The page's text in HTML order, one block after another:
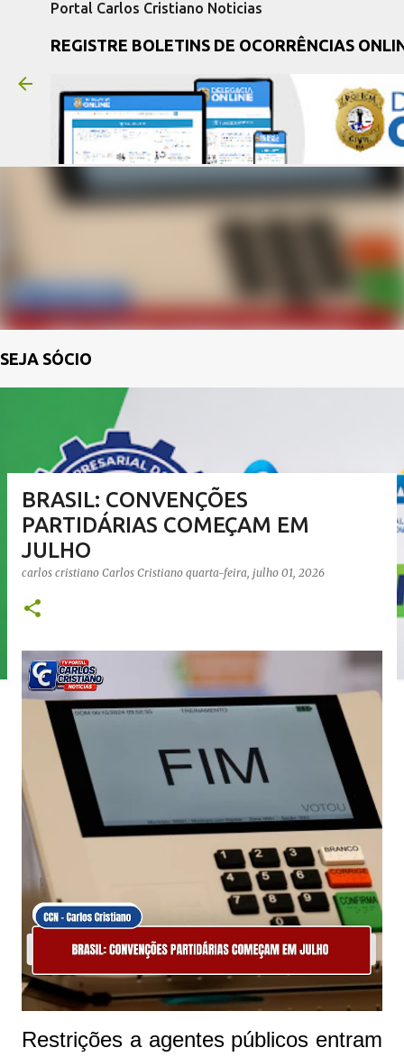
Portal Carlos Cristiano Noticias
REGISTRE BOLETINS DE OCORRÊNCIAS
SEJA SÓCIO
BRASIL: CONVENÇÕES
PARTIDÁRIAS COMEÇAM EM
JULHO
carlos cristiano Carlos Cristiano quarta-feira, julho 01, 2026
Restrições a agentes públicos entram